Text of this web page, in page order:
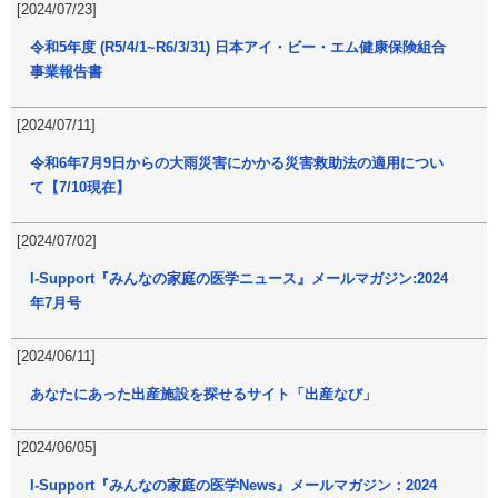
[2024/07/23]
令和5年度 (R5/4/1~R6/3/31) 日本アイ・ビー・エム健康保険組合
事業報告書
[2024/07/11]
令和6年7月9日からの大雨災害にかかる災害救助法の適用につい
て【7/10現在】
[2024/07/02]
I-Support『みんなの家庭の医学ニュース』メールマガジン:2024
年7月号
[2024/06/11]
あなたにあった出産施設を探せるサイト「出産なび」
[2024/06/05]
I-Support『みんなの家庭の医学News』メールマガジン：2024